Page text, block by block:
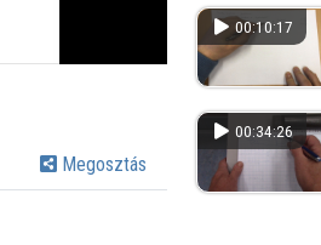
Megosztás
00:10:17
00:34:26